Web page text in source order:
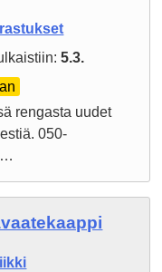
5.3.
rengasta uudet
050-